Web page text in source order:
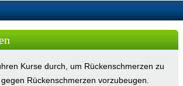
Kurse durch, um Rückenschmerzen zu
Rückenschmerzen vorzubeugen.